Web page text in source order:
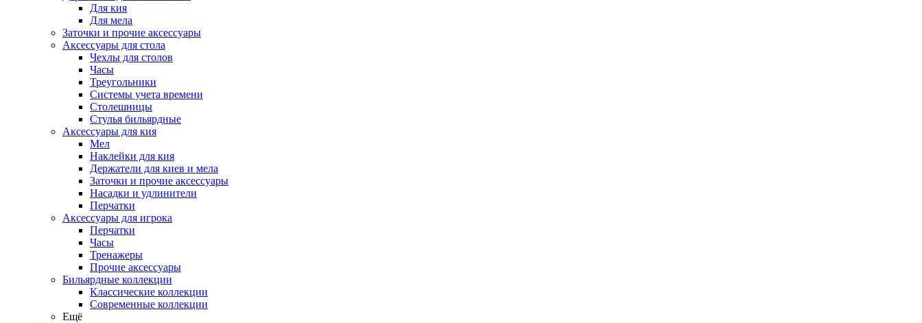
Для кия
Для мела
Заточки и прочие аксессуары
Аксессуары для стола
Чехлы для столов
Часы
Треугольники
Системы учета времени
Столешницы
Стулья бильярдные
Аксессуары для кия
Мел
Наклейки для кия
Держатели для киев и мела
Заточки и прочие аксессуары
Насадки и удлинители
Перчатки
Аксессуары для игрока
Перчатки
Часы
Тренажеры
Прочие аксессуары
Бильярдные коллекции
Классические коллекции
Современные коллекции
Ещё